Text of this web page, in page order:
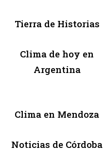
Tierra de Historias
Clima de hoy en
Argentina
Clima en Mendoza
Noticias de Córdoba